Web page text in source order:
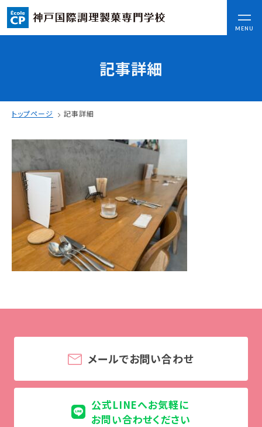
MENU
CLOSE
ここから始まる私の未来
入学情報
AO入試
指定校推薦入試
一般入試
学校案内
学校法人 育成学園の歩み
本校独自の学費サポート制度
記事詳細
トップページ 記事詳細
メールでお問い合わせ
公式LINEへお気軽に
お問い合わせください